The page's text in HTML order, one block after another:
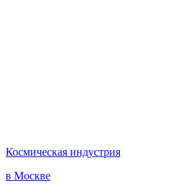
Космическая индустрия
в Москве